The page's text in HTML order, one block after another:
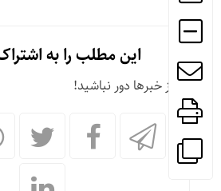
این مطلب را به
از خبرها دور نباشید!